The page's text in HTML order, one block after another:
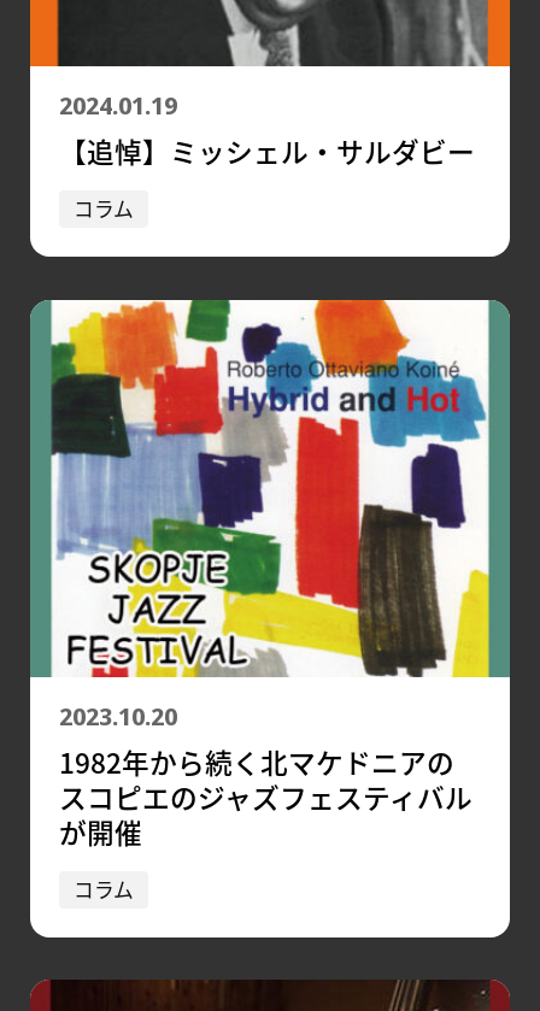
2024.01.19
【追悼】ミッシェル・サルダビー
コラム
2023.10.20
1982年から続く北マケドニアの
スコピエのジャズフェスティバル
が開催
コラム